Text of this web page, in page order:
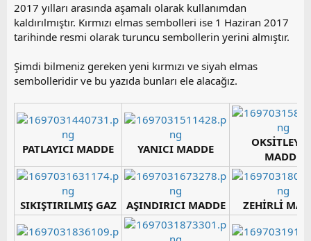
2017 yılları arasında aşamalı olarak kullanımdan
kaldırılmıştır. Kırmızı elmas sembolleri ise 1 Haziran 2017
tarihinde resmi olarak turuncu sembollerin yerini almıştır.
Şimdi bilmeniz gereken yeni kırmızı ve siyah elmas
sembolleridir ve bu yazıda bunları ele alacağız.
PATLAYICI MADDE YANICI MADDE
MADDE
SIKIŞTIRILMIŞ GAZ AŞINDIRICI MADDE ZEHİRLİ